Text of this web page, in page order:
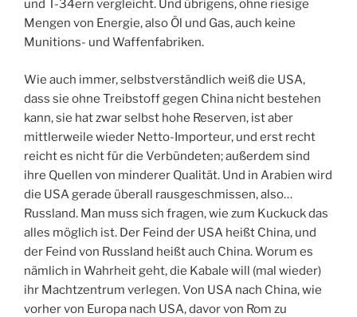
und T-34ern vergleicht. Und übrigens, ohne riesige
Mengen von Energie, also Öl und Gas, auch keine
Munitions- und Waffenfabriken.
Wie auch immer, selbstverständlich weiß die USA,
dass sie ohne Treibstoff gegen China nicht bestehen
kann, sie hat zwar selbst hohe Reserven, ist aber
mittlerweile wieder Netto-Importeur, und erst recht
reicht es nicht für die Verbündeten; außerdem sind
ihre Quellen von minderer Qualität. Und in Arabien wird
die USA gerade überall rausgeschmissen, also…
Russland. Man muss sich fragen, wie zum Kuckuck das
alles möglich ist. Der Feind der USA heißt China, und
der Feind von Russland heißt auch China. Worum es
nämlich in Wahrheit geht, die Kabale will (mal wieder)
ihr Machtzentrum verlegen. Von USA nach China, wie
vorher von Europa nach USA, davor von Rom zu